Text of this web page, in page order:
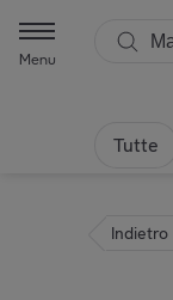
Menu
Tutte
Indietro